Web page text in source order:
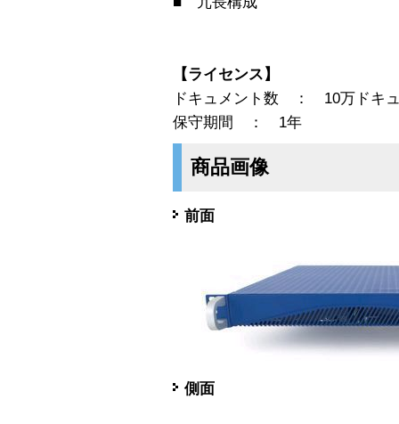
【ライセンス】
ドキュメント数 ： 10万ドキ
保守期間 ： 1年
商品画像
前面
側面